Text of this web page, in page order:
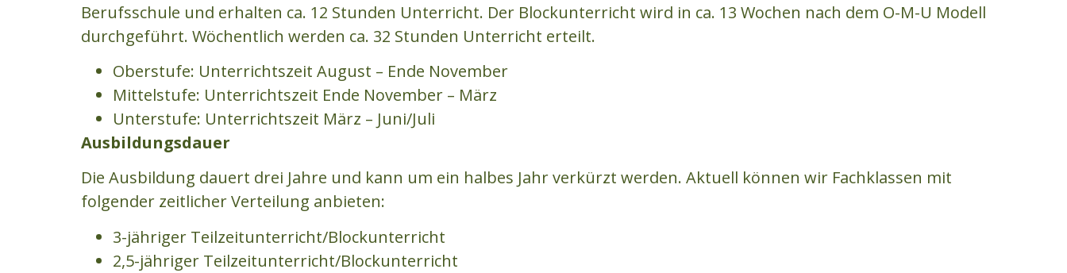
Berufsschule und erhalten ca. 12 Stunden Unterricht. Der Blockunterricht wird in ca. 13 Wochen nach dem O-M-U Modell
durchgeführt. Wöchentlich werden ca. 32 Stunden Unterricht erteilt.
Oberstufe: Unterrichtszeit August – Ende November
Mittelstufe: Unterrichtszeit Ende November – März
Unterstufe: Unterrichtszeit März – Juni/Juli
Ausbildungsdauer
Die Ausbildung dauert drei Jahre und kann um ein halbes Jahr verkürzt werden. Aktuell können wir Fachklassen mit
folgender zeitlicher Verteilung anbieten:
3-jähriger Teilzeitunterricht/Blockunterricht
2,5-jähriger Teilzeitunterricht/Blockunterricht